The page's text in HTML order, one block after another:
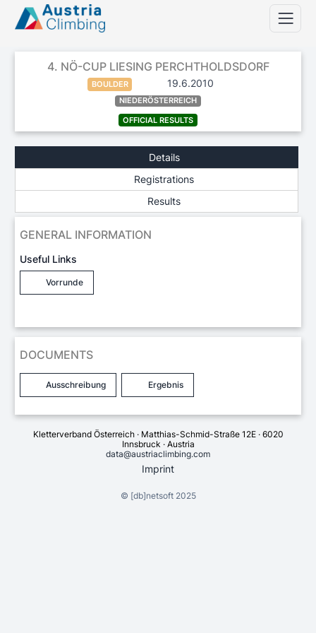
4. NÖ-CUP LIESING PERCHTHOLDSDORF
BOULDER 19.6.2010
NIEDERÖSTERREICH
OFFICIAL RESULTS
Details
Registrations
Results
GENERAL INFORMATION
Useful Links
Vorrunde
DOCUMENTS
Ausschreibung Ergebnis
Kletterverband Österreich · Matthias-Schmid-Straße 12E · 6020
Innsbruck · Austria
data@austriaclimbing.com
Imprint
© [db]netsoft2025